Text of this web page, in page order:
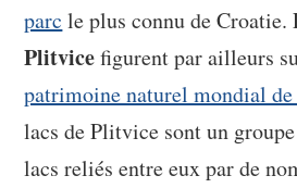
parc le plus connu de
Plitvicefigurent par ailleurs
patrimoine naturel mondial
lacs de Plitvice sont un
lacs reliés entre eux par de